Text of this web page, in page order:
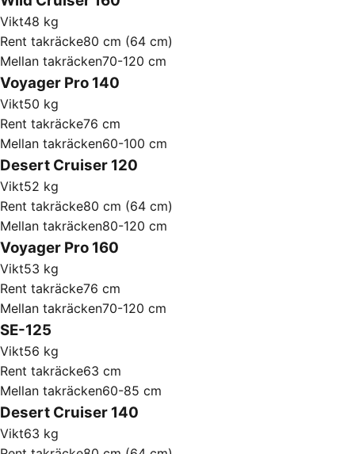
Vikt48 kg
Rent takräcke80 cm (64 cm)
Mellan takräcken70-120 cm
Voyager Pro 140
Vikt50 kg
Rent takräcke76 cm
Mellan takräcken60-100 cm
Desert Cruiser 120
Vikt52 kg
Rent takräcke80 cm (64 cm)
Mellan takräcken80-120 cm
Voyager Pro 160
Vikt53 kg
Rent takräcke76 cm
Mellan takräcken70-120 cm
SE-125
Vikt56 kg
Rent takräcke63 cm
Mellan takräcken60-85 cm
Desert Cruiser 140
Vikt63 kg